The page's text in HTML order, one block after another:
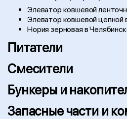
Элеватор ковшевой
Элеватор ковшевой цепной
Нория зерновая в
Питатели
Смесители
Бункеры и
Запасные части и